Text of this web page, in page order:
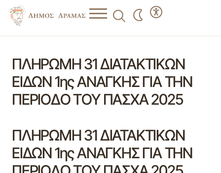
ΠΛΗΡΩΜΗ 31 ΔΙΑΤΑΚΤΙΚΩΝ
ΕΙΔΩΝ 1ης ΑΝΑΓΚΗΣ ΓΙΑ ΤΗΝ
ΠΕΡΙΟΔΟ ΤOY ΠΑΣΧΑ 2025
ΠΛΗΡΩΜΗ 31 ΔΙΑΤΑΚΤΙΚΩΝ
ΕΙΔΩΝ 1ης ΑΝΑΓΚΗΣ ΓΙΑ ΤΗΝ